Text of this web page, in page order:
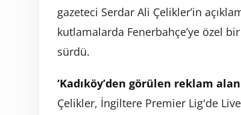
gazeteci Serdar Ali Çelikler’in
kutlamalarda Fenerbahçe’ye özel
sürdü.
‘Kadıköy’den görülen reklam
Çelikler, İngiltere Premier Lig'de